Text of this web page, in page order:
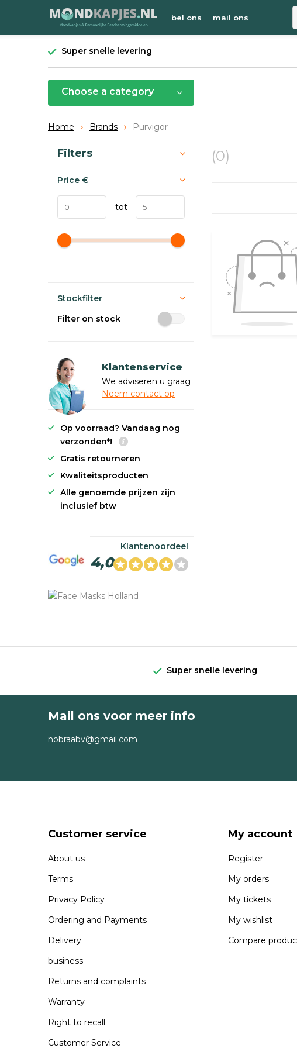
bel ons mail ons
Super snelle levering
Choose a category
Home Brands Purvigor
(0)
Sort by:
Filters
Price €
tot
Stockfilter
Filter on stock
Klantenservice
We adviseren u graag
Neem contact op
Op voorraad? Vandaag nog
verzonden*!
Gratis retourneren
Kwaliteitsproducten
Alle genoemde prijzen zijn
inclusief btw
4,0
Klantenoordeel
Super snelle levering
Mail ons voor meer info
nobraabv@gmail.com
Customer service
About us
Terms
Privacy Policy
Ordering and Payments
Delivery
business
Returns and complaints
Warranty
Right to recall
Customer Service
My account
Register
My orders
My tickets
My wishlist
Compare